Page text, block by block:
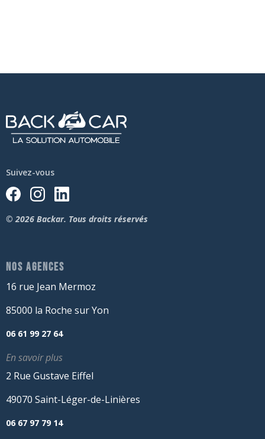
Suivez-vous
© 2026 Backar. Tous droits réservés
NOS AGENCES
16 rue Jean Mermoz
85000 la Roche sur Yon
06 61 99 27 64
En savoir plus
2 Rue Gustave Eiffel
49070 Saint-Léger-de-Linières
06 67 97 79 14